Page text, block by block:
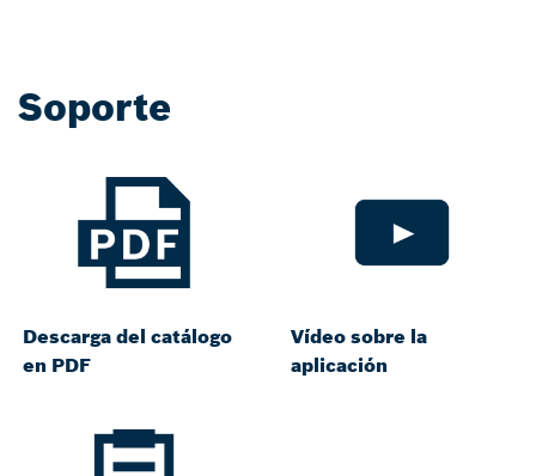
Soporte
Descarga del catálogo
en PDF
Vídeo sobre la
aplicación